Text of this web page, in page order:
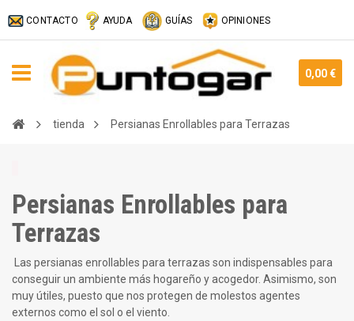
CONTACTO AYUDA GUÍAS OPINIONES
0,00 €
tienda Persianas Enrollables para Terrazas
Persianas Enrollables para
Terrazas
Las persianas enrollables para terrazas son indispensables para
conseguir un ambiente más hogareño y acogedor. Asimismo, son
muy útiles, puesto que nos protegen de molestos agentes
externos como el sol o el viento.